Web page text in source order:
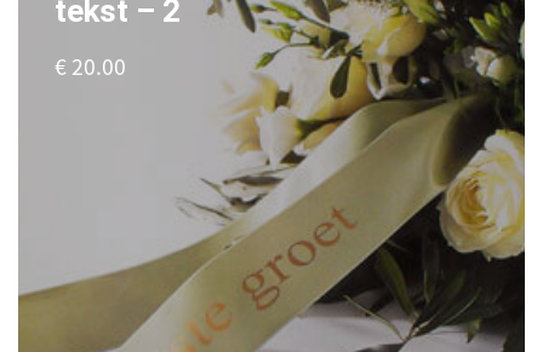
tekst – 2
€ 20.00